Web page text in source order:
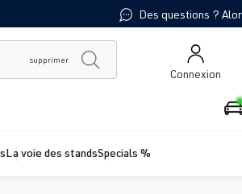
Des questions ?
supprimer
Connexion
La voie des standsSpecials %